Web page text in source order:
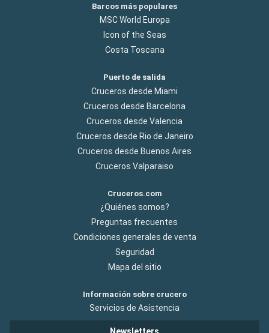
Barcos más populares
MSC World Europa
Icon of the Seas
Costa Toscana
Puerto de salida
Cruceros desde Miami
Cruceros desde Barcelona
Cruceros desde Valencia
Cruceros desde Rio de Janeiro
Cruceros desde Buenos Aires
Cruceros Valparaiso
Cruceros.com
¿Quiénes somos?
Preguntas frecuentes
Condiciones generales de venta
Seguridad
Mapa del sitio
Información sobre crucero
Servicios de Asistencia